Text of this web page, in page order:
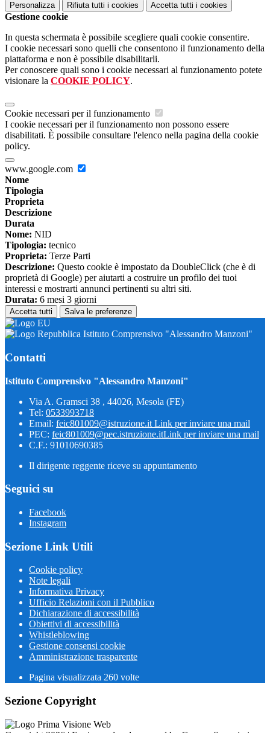
Personalizza Rifiuta tutti i cookies Accetta tutti i cookies
Gestione cookie
In questa schermata è possibile scegliere quali cookie consentire.
I cookie necessari sono quelli che consentono il funzionamento della
piattaforma e non è possibile disabilitarli.
Per conoscere quali sono i cookie necessari al funzionamento potete
visionare la COOKIE POLICY.
Cookie necessari per il funzionamento
I cookie necessari per il funzionamento non possono essere
disabilitati. È possibile consultare l'elenco nella pagina della cookie
policy.
www.google.com
Nome
Tipologia
Proprieta
Descrizione
Durata
Nome: NID
Tipologia: tecnico
Proprieta: Terze Parti
Descrizione: Questo cookie è impostato da DoubleClick (che è di
proprietà di Google) per aiutarti a costruire un profilo dei tuoi
interessi e mostrarti annunci pertinenti su altri siti.
Durata: 6 mesi 3 giorni
Accetta tutti Salva le preferenze
Istituto Comprensivo "Alessandro Manzoni"
Contatti
Istituto Comprensivo "Alessandro Manzoni"
Via A. Gramsci 38 , 44026, Mesola (FE)
Tel: 0533993718
Email: feic801009@istruzione.it Link per inviare una mail
PEC: feic801009@pec.istruzione.itLink per inviare una mail
C.F.: 91010690385
Il dirigente reggente riceve su appuntamento
Seguici su
Facebook
Instagram
Sezione Link Utili
Cookie policy
Note legali
Informativa Privacy
Ufficio Relazioni con il Pubblico
Dichiarazione di accessibilità
Obiettivi di accessibilità
Whistleblowing
Gestione consensi cookie
Amministrazione trasparente
Pagina visualizzata 260 volte
Sezione Copyright